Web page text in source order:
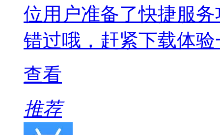
位用户准备了快捷服
错过哦，赶紧下载体
查看
推荐